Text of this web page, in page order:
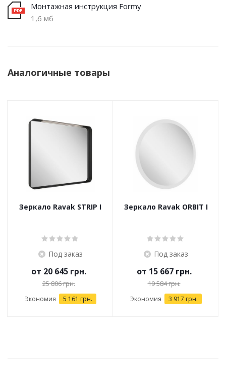
Монтажная инструкция Formy
1,6 мб
Аналогичные товары
Зеркало Ravak STRIP I
Под заказ
от 20 645 грн.
25 806 грн.
Экономия 5 161 грн.
Зеркало Ravak ORBIT I
Под заказ
от 15 667 грн.
19 584 грн.
Экономия 3 917 грн.